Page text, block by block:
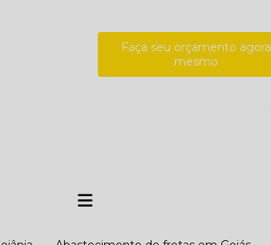
Faça seu orçamento agora
mesmo